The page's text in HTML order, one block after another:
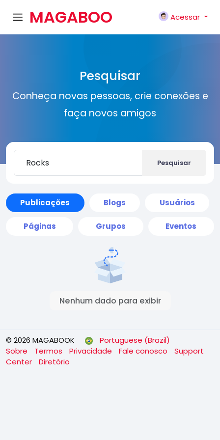
MAGABOO
Acessar
Pesquisar
Conheça novas pessoas, crie conexões e
faça novos amigos
Pesquisar
Publicações Blogs Usuários
Páginas Grupos Eventos
Nenhum dado para exibir
© 2026 MAGABOOK
Portuguese (Brazil)
Sobre
Termos Privacidade Fale conosco
Support
Center
Diretório